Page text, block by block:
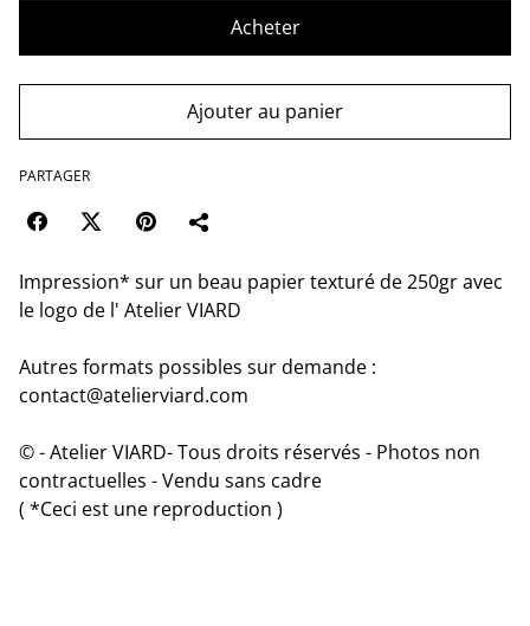
Acheter
Ajouter au panier
PARTAGER
Impression* sur un beau papier texturé de 250gr avec
le logo de l' Atelier VIARD
Autres formats possibles sur demande :
contact@atelierviard.com
© - Atelier VIARD- Tous droits réservés - Photos non
contractuelles - Vendu sans cadre
( *Ceci est une reproduction )